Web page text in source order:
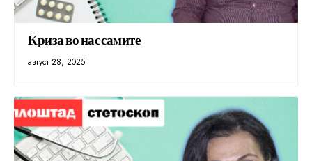
Криза во нас самите
август 28, 2025